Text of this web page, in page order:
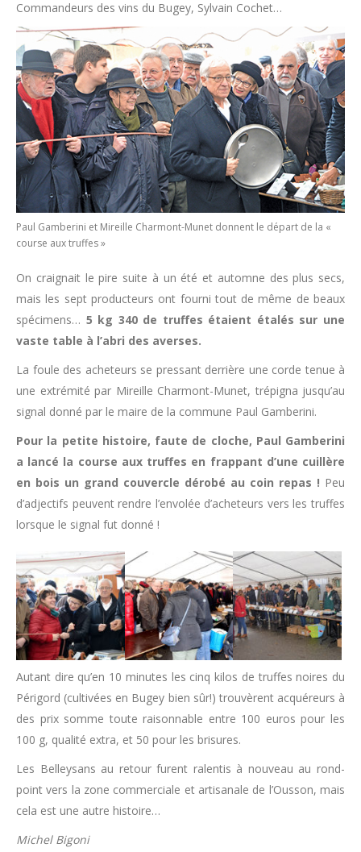
Commandeurs des vins du Bugey, Sylvain Cochet…
Paul Gamberini et Mireille Charmont-Munet donnent le départ de la «
course aux truffes »
On craignait le pire suite à un été et automne des plus secs,
mais les sept producteurs ont fourni tout de même de beaux
spécimens… 5 kg 340 de truffes étaient étalés sur une
vaste table à l’abri des averses.
La foule des acheteurs se pressant derrière une corde tenue à
une extrémité par Mireille Charmont-Munet, trépigna jusqu’au
signal donné par le maire de la commune Paul Gamberini.
Pour la petite histoire, faute de cloche, Paul Gamberini
a lancé la course aux truffes en frappant d’une cuillère
en bois un grand couvercle dérobé au coin repas ! Peu
d’adjectifs peuvent rendre l’envolée d’acheteurs vers les truffes
lorsque le signal fut donné !
Autant dire qu’en 10 minutes les cinq kilos de truffes noires du
Périgord (cultivées en Bugey bien sûr!) trouvèrent acquéreurs à
des prix somme toute raisonnable entre 100 euros pour les
100 g, qualité extra, et 50 pour les brisures.
Les Belleysans au retour furent ralentis à nouveau au rond-
point vers la zone commerciale et artisanale de l’Ousson, mais
cela est une autre histoire…
Michel Bigoni